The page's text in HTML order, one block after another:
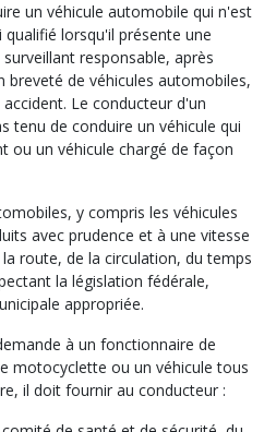
un véhicule automobile qui n'est
qualifié lorsqu'il présente une
responsable, après
breveté de véhicules automobiles,
Le conducteur d'un
tenu de conduire un véhicule qui
ou un véhicule chargé de façon
y compris les véhicules
avec prudence et à une vitesse
route, de la circulation, du temps
la législation fédérale,
appropriée.
à un fonctionnaire de
motocyclette ou un véhicule tous
il doit fournir au conducteur :